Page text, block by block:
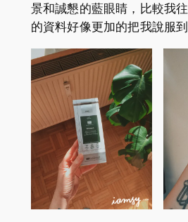
景和誠懇的藍眼睛，比較我
的資料好像更加的把我說服到